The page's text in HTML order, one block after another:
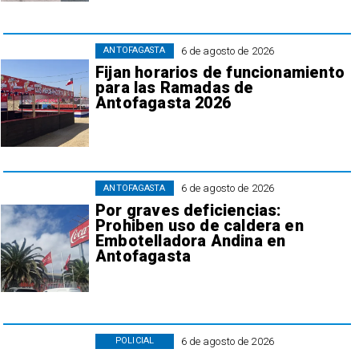
6 de agosto de 2026
Fijan horarios de funcionamiento
para las Ramadas de
Antofagasta 2026
ANTOFAGASTA
6 de agosto de 2026
Por graves deficiencias:
Prohiben uso de caldera en
Embotelladora Andina en
Antofagasta
ANTOFAGASTA
6 de agosto de 2026
POLICIAL